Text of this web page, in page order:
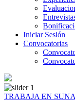
Iniciar Sesión
Convocatorias
TRABAJA EN